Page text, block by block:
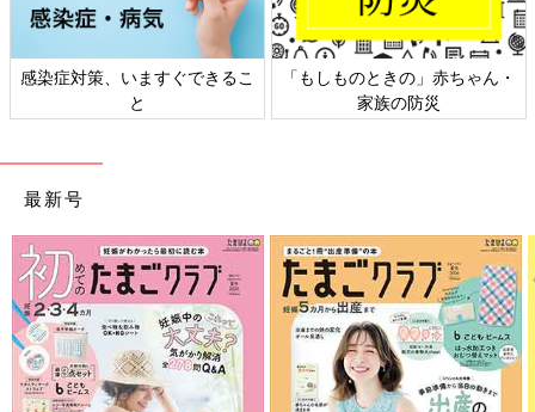
※記事内容でご紹介している投稿、リンク先は、削除される場合
があります。あらかじめご了承ください。
※記事の内容は記載当時の情報であり、現在と異なる場合があり
ます。
感染症対策、いますぐできるこ
と
「もしものときの」赤ちゃん・
家族の防災
最新号